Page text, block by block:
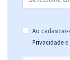
Ao
Privacidade